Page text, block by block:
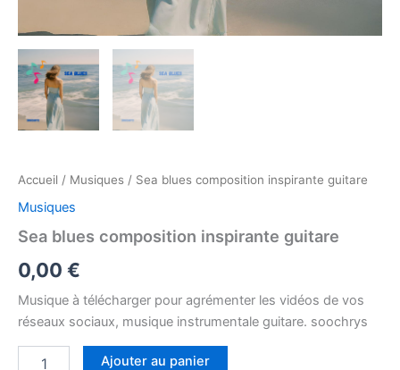
Accueil / Musiques / Sea blues composition inspirante guitare
Musiques
Sea blues composition inspirante guitare
0,00 €
Musique à télécharger pour agrémenter les vidéos de vos
réseaux sociaux, musique instrumentale guitare. soochrys
Ajouter au panier